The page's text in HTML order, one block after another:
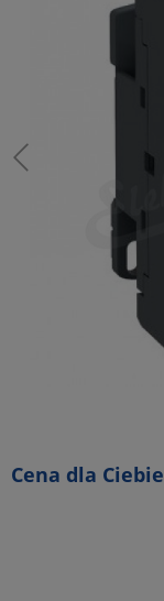
Cena dla Ciebie